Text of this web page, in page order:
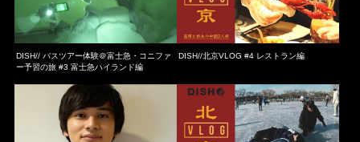
DISH// バスツアー体験＠富士急・コニファ
ー予習の旅 #3 富士急ハイランド編
DISH//北京VLOG #4 レストラン編